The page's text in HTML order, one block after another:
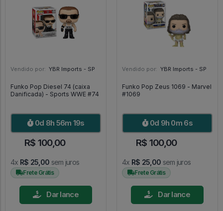
Vendido por: YBR Imports - SP
Funko Pop Diesel 74 (caixa
Danificada) - Sports WWE #74
0d 8h 56m 17s
R$ 100,00
4x R$ 25,00 sem juros
Frete Grátis
Dar lance
Vendido por: YBR Imports - SP
Funko Pop Zeus 1069 - Marvel
#1069
0d 9h 0m 4s
R$ 100,00
4x R$ 25,00 sem juros
Frete Grátis
Dar lance